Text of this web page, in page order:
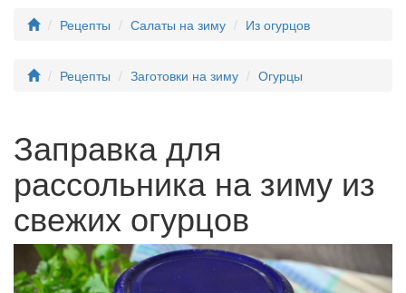
Рецепты
Салаты на зиму Из огурцов
Рецепты Заготовки на зиму Огурцы
Заправка для
рассольника на зиму из
свежих огурцов